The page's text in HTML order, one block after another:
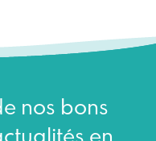
nos bons
en